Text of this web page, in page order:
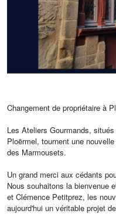
Changement de propriétaire à
Les Ateliers Gourmands,
Ploërmel, tournent une
des Marmousets.
Un grand merci aux cédants
Nous souhaitons la bienvenue
et Clémence Petitprez, les
aujourd'hui un véritable projet